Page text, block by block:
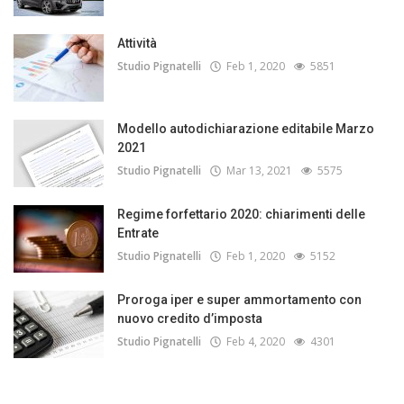
Attività
Studio Pignatelli Feb 1, 2020 5851
Modello autodichiarazione editabile Marzo
2021
Studio Pignatelli Mar 13, 2021 5575
Regime forfettario 2020: chiarimenti delle
Entrate
Studio Pignatelli Feb 1, 2020 5152
Proroga iper e super ammortamento con
nuovo credito d’imposta
Studio Pignatelli Feb 4, 2020 4301